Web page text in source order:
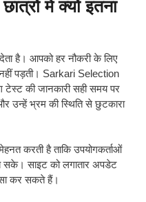
में क्यों इतना
है। आपको हर नौकरी के लिए
पड़ती। Sarkari Selection
टेस्ट की जानकारी सही समय पर
उन्हें भ्रम की स्थिति से छुटकारा
करती है ताकि उपयोगकर्ताओं
सके। साइट को लगातार अपडेट
कर सकते हैं।